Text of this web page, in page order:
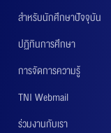
สำหรับนักศึกษาปัจจุบัน
ปฏิทินการศึกษา
การจัดการความรู้
TNI Webmail
ร่วมงานกับเรา